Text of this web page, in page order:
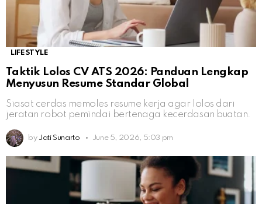
LIFESTYLE
Taktik Lolos CV ATS 2026: Panduan Lengkap
Menyusun Resume Standar Global
Siasat cerdas memoles resume kerja agar lolos dari
jeratan robot pemindai bertenaga kecerdasan buatan.
by Jati Sunarto June 5, 2026, 5:03 pm